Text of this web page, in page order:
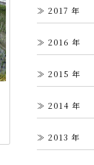
2017
2016
2015
2014
2013